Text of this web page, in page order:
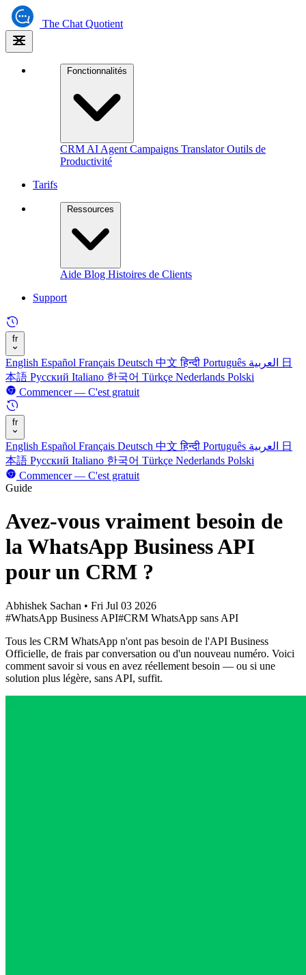
The Chat Quotient
Fonctionnalités
CRM AI Agent Campaigns TranslatorOutils de
Productivité
Tarifs
Ressources
Aide Blog Histoires de Clients
Support
fr
English Español Français Deutsch 中文हिन्दी Português
日
本語 Русский Italiano 한국어 Türkçe Nederlands Polski
Commencer — C'est gratuit
fr
English Español Français Deutsch 中文हिन्दी Português
日
本語 Русский Italiano 한국어 Türkçe Nederlands Polski
Commencer — C'est gratuit
Guide
Avez-vous vraiment besoin de
la WhatsApp Business API
pour un CRM ?
Abhishek Sachan • Fri Jul 03 2026
#WhatsApp Business API#CRM WhatsApp sans API
Tous les CRM WhatsApp n'ont pas besoin de l'API Business
Officielle, de frais par conversation ou d'un nouveau numéro. Voici
comment savoir si vous en avez réellement besoin — ou si une
solution plus légère, sans API, suffit.